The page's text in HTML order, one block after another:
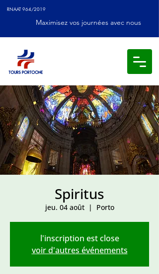
RNAAT 964/2019
Maximisez vos journées avec nous
Spiritus
jeu. 04 août
  |
Porto
l'inscription est close
voir d'autres événements